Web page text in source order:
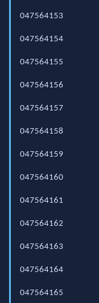
047564153
047564154
047564155
047564156
047564157
047564158
047564159
047564160
047564161
047564162
047564163
047564164
047564165